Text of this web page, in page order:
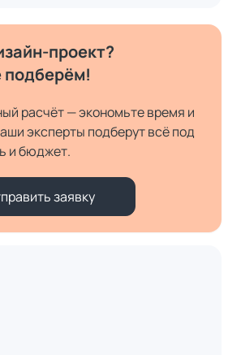
проект?
расчёт — экономьте время и
эксперты подберут всё под
и бюджет.
заявку